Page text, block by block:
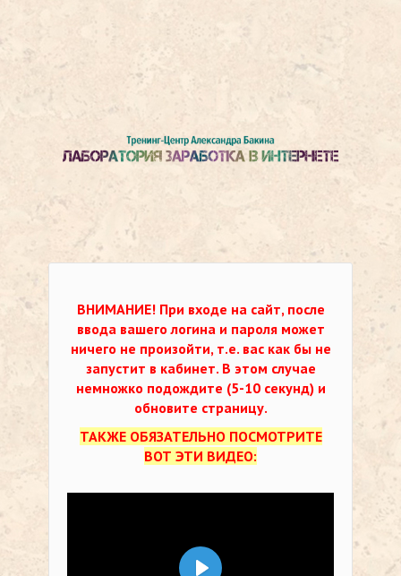
ВНИМАНИЕ! При входе на сайт, после
ввода вашего логина и пароля может
ничего не произойти, т.е. вас как бы не
запустит в кабинет. В этом случае
немножко подождите (5-10 секунд) и
обновите страницу.
ТАКЖЕ ОБЯЗАТЕЛЬНО ПОСМОТРИТЕ
ВОТ ЭТИ ВИДЕО: